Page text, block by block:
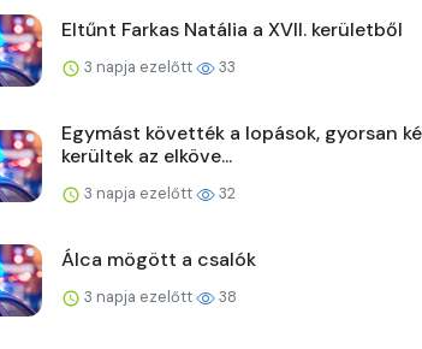
Eltűnt Farkas Natália a XVII. kerületből
3 napja ezelőtt 33
Egymást követték a lopások, gyorsan
kerültek az elköve...
3 napja ezelőtt 32
Álca mögött a csalók
3 napja ezelőtt 38